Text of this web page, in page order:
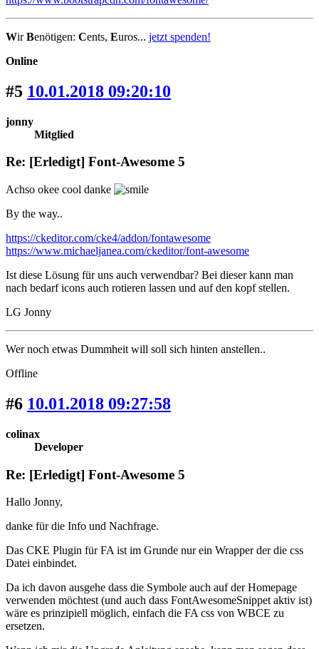
WirBenötigen: Cents, Euros... jetzt spenden!
Online
#5 10.01.2018 09:20:10
jonny
Mitglied
Re: [Erledigt] Font-Awesome 5
Achso okee cool danke
By the way..
https://ckeditor.com/cke4/addon/fontawesome
https://www.michaeljanea.com/ckeditor/font-awesome
Ist diese Lösung für uns auch verwendbar? Bei dieser kann man
nach bedarf icons auch rotieren lassen und auf den kopf stellen.
LG Jonny
Wer noch etwas Dummheit will soll sich hinten anstellen..
Offline
#6 10.01.2018 09:27:58
colinax
Developer
Re: [Erledigt] Font-Awesome 5
Hallo Jonny,
danke für die Info und Nachfrage.
Das CKE Plugin für FA ist im Grunde nur ein Wrapper der die css
Datei einbindet.
Da ich davon ausgehe dass die Symbole auch auf der Homepage
verwenden möchtest (und auch dass FontAwesomeSnippet aktiv ist)
wäre es prinzipiell möglich, einfach die FA css von WBCE zu
ersetzen.